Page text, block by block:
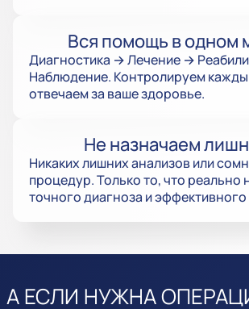
Вся помощь в одном
Диагностика → Лечение →
Наблюдение. Контролируем
отвечаем за ваше здоровье.
Не назначаем
Никаких лишних анализов или
процедур. Только то, что реально
точного диагноза и эффективного
А ЕСЛИ НУЖНА